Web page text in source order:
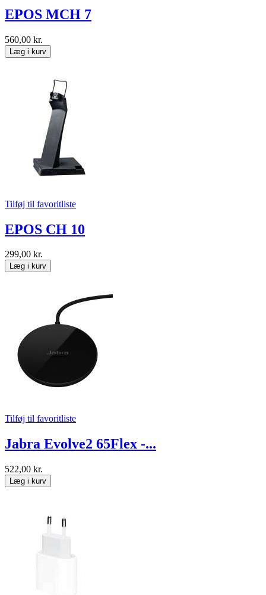
EPOS MCH 7
560,00 kr.
Læg i kurv
Tilføj til favoritliste
EPOS CH 10
299,00 kr.
Læg i kurv
Tilføj til favoritliste
Jabra Evolve2 65Flex -...
522,00 kr.
Læg i kurv